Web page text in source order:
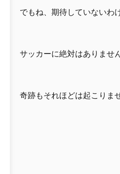
でもね、期待していないわ
サッカーに絶対はありませ
奇跡もそれほどは起こりま